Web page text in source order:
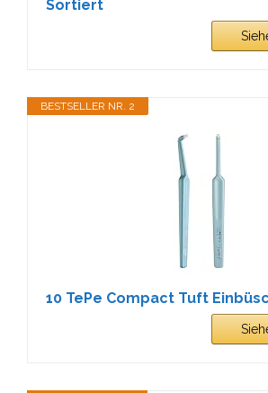
Sortiert
BESTSELLER NR. 2
10 TePe Compact Tuft